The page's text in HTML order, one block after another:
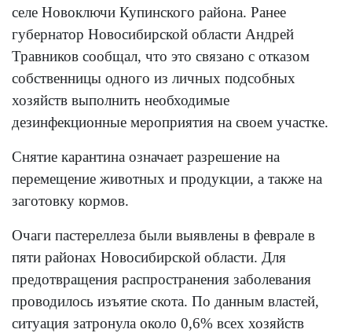
селе Новоключи Купинского района. Ранее
губернатор Новосибирской области Андрей
Травников сообщал, что это связано с отказом
собственницы одного из личных подсобных
хозяйств выполнить необходимые
дезинфекционные мероприятия на своем участке.
Снятие карантина означает разрешение на
перемещение животных и продукции, а также на
заготовку кормов.
Очаги пастереллеза были выявлены в феврале в
пяти районах Новосибирской области. Для
предотвращения распространения заболевания
проводилось изъятие скота. По данным властей,
ситуация затронула около 0,6% всех хозяйств